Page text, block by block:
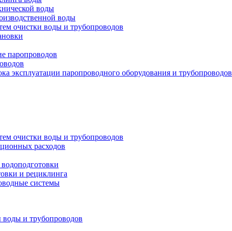
воды
воды
очистки воды и трубопроводов
паропроводов
эксплуатации паропроводного оборудования и трубопроводов
очистки воды и трубопроводов
расходов
и рециклинга
системы
воды и трубопроводов